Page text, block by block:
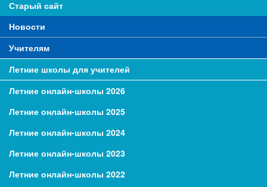
Старый сайт
Новости
Учителям
Летние школы для учителей
Летние онлайн-школы 2026
Летние онлайн-школы 2025
Летние онлайн-школы 2024
Летние онлайн-школы 2023
Летние онлайн-школы 2022